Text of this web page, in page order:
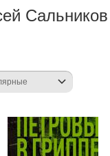
Сальников